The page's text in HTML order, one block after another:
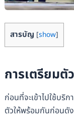
สารบัญ [show]
การเตรียมตั
ก่อนที่จะเข้าไปใช้บริ
ตัวให้พร้อมกันก่อนดั